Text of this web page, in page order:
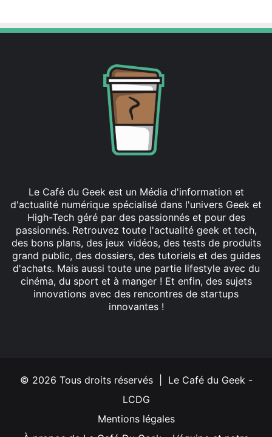
Le Café du Geek est un Média d'information et
d'actualité numérique spécialisé dans l'univers Geek et
High-Tech géré par des passionnés et pour des
passionnés. Retrouvez toute l'actualité geek et tech,
des bons plans, des jeux vidéos, des tests de produits
grand public, des dossiers, des tutoriels et des guides
d'achats. Mais aussi toute une partie lifestyle avec du
cinéma, du sport et à manger ! Et enfin, des sujets
innovations avec des rencontres de startups
innovantes !
© 2026 Tous droits réservés | Le Café du Geek -
LCDG
Mentions légales